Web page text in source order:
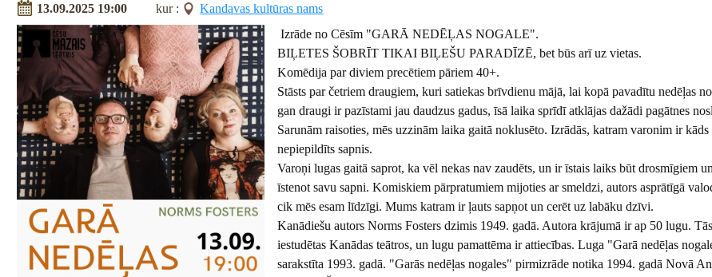
13.09.2025 19:00 kur :
Kandavas kultūras nams
Izrāde no Cēsīm "GARĀ NEDĒĻAS NOGALE".
BIĻETES ŠOBRĪT TIKAI BIĻEŠU PARADĪZĒ, bet būs arī uz vietas.
Komēdija par diviem precētiem pāriem 40+.
Stāsts par četriem draugiem, kuri satiekas brīvdienu mājā, lai kopā pavadītu nedēļas
gan draugi ir pazīstami jau daudzus gadus, īsā laika sprīdī atklājas dažādi pagātnes
Sarunām raisoties, mēs uzzinām laika gaitā noklusēto. Izrādās, katram varonim ir kāds
nepiepildīts sapnis.
Varoņi lugas gaitā saprot, ka vēl nekas nav zaudēts, un ir īstais laiks būt drosmīgiem
īstenot savu sapni. Komiskiem pārpratumiem mijoties ar smeldzi, autors asprātīgā
cik mēs esam līdzīgi. Mums katram ir ļauts sapņot un cerēt uz labāku dzīvi.
Kanādiešu autors Norms Fosters dzimis 1949. gadā. Autora krājumā ir ap 50 lugu.
iestudētas Kanādas teātros, un lugu pamattēma ir attiecības. Luga "Garā nedēļas
sarakstīta 1993. gadā. "Garās nedēļas nogales" pirmizrāde notika 1994. gadā Novā